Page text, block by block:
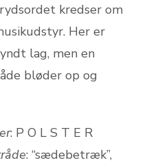
kredser om
Her er
lag, men en
bløder op og
: P O L S T E R
: “sædebetræk”,